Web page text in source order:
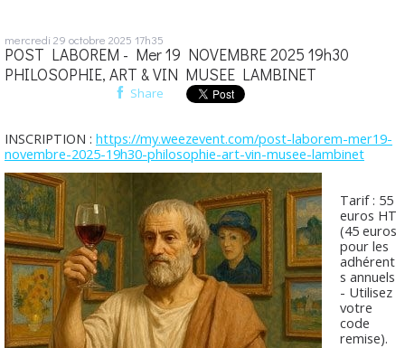
mercredi 29 octobre 2025 17h35
POST LABOREM - Mer 19 NOVEMBRE 2025 19h30
PHILOSOPHIE, ART & VIN MUSEE LAMBINET
Share
INSCRIPTION : https://my.weezevent.com/post-laborem-mer19-
novembre-2025-19h30-philosophie-art-vin-musee-lambinet
Tarif : 55
euros HT
(45 euros
pour les
adhérent
s annuels
- Utilisez
votre
code
remise).